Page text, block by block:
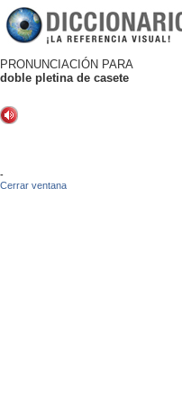
PRONUNCIACIÓN PARA
doble pletina de casete
-
Cerrar ventana